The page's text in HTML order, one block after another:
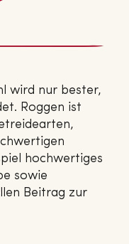
wird nur bester,
Roggen ist
hochwertiges
sowie
Beitrag zur